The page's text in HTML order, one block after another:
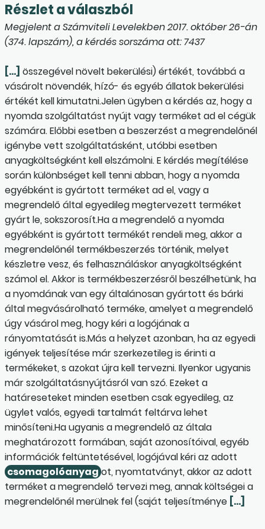
Részlet a válaszból
Megjelent a Számviteli Levelekben 2017. október 26-án
(374. lapszám), a kérdés sorszáma ott: 7437
[…] összegével növelt bekerülési) értékét, továbbá a
vásárolt növendék, hízó- és egyéb állatok bekerülési
értékét kell kimutatni.Jelen ügyben a kérdés az, hogy a
nyomda szolgáltatást nyújt vagy terméket ad el cégük
számára. Előbbi esetben a beszerzést a megrendelőnél
igénybe vett szolgáltatásként, utóbbi esetben
anyagköltségként kell elszámolni. E kérdés megítélése
során különbséget kell tenni abban, hogy a nyomda
egyébként is gyártott terméket ad el, vagy a
megrendelő által egyedileg megtervezett terméket
gyárt le, sokszorosít.Ha a megrendelő a nyomda
egyébként is gyártott termékét rendeli meg, akkor a
megrendelőnél termékbeszerzés történik, melyet
készletre vesz, és felhasználáskor anyagköltségként
számol el. Akkor is termékbeszerzésről beszélhetünk, ha
a nyomdának van egy általánosan gyártott és bárki
által megvásárolható terméke, amelyet a megrendelő
úgy vásárol meg, hogy kéri a logójának a
rányomtatását is.Más a helyzet azonban, ha az egyedi
igények teljesítése már szerkezetileg is érinti a
termékeket, s azokat újra kell tervezni. Ilyenkor ugyanis
már szolgáltatásnyújtásról van szó. Ezeket a
határeseteket minden esetben csak egyedileg, az
ügylet valós, egyedi tartalmát feltárva lehet
minősíteni.Ha ugyanis a megrendelő az általa
meghatározott formában, saját azonosítóival, egyéb
információk feltüntetésével, logójával kéri az adott
csomagolóanyag ot, nyomtatványt, akkor az adott
terméket a megrendelő tervezi meg, annak költségei a
megrendelőnél merülnek fel (saját teljesítménye […]